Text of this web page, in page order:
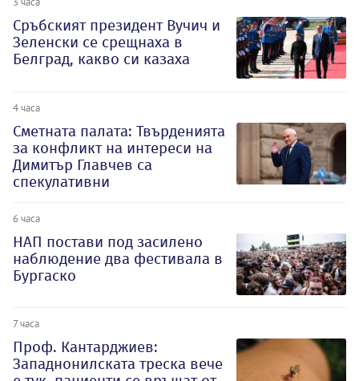
Сръбският президент Вучич и
Зеленски се срещнаха в
Белград, какво си казаха
4 часа
Сметната палата: Твърденията
за конфликт на интереси на
Димитър Главчев са
спекулативни
6 часа
НАП постави под засилено
наблюдение два фестивала в
Бургаско
7 часа
Проф. Кантарджиев:
Западнонилската треска вече